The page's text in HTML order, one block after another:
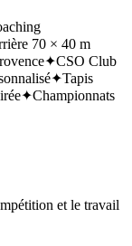
70 × 40 m
✦CSO Club
✦Tapis
✦Championnats
et le travail